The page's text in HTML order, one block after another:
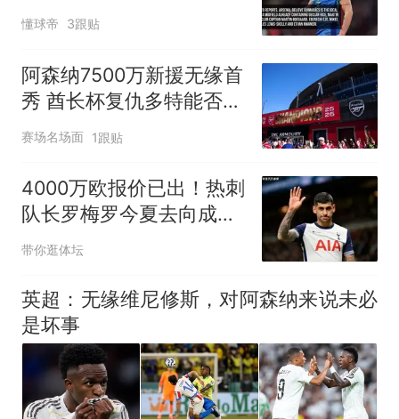
我想创造历史
懂球帝 3跟贴
阿森纳7500万新援无缘首
秀 酋长杯复仇多特能否一
雪前耻？
赛场名场面 1跟贴
4000万欧报价已出！热刺
队长罗梅罗今夏去向成谜
热刺这个夏天忙得像什么
了——钱花出去了，账得
平衡啊
带你逛体坛
英超：无缘维尼修斯，对阿森纳来说未必
是坏事